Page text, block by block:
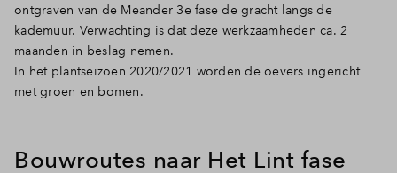
ontgraven van de Meander 3e fase de gracht langs de
kademuur. Verwachting is dat deze werkzaamheden ca. 2
maanden in beslag nemen.
In het plantseizoen 2020/2021 worden de oevers ingericht
met groen en bomen.
Bouwroutes naar Het Lint fase